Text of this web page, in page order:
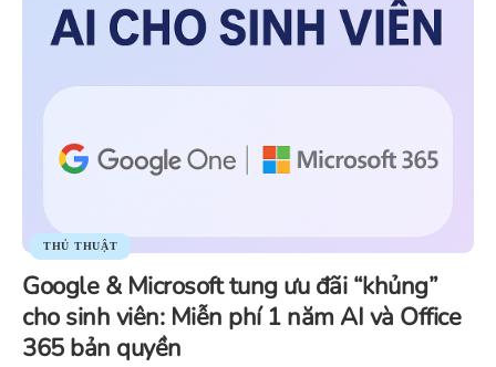
THỦ THUẬT
Google & Microsoft tung ưu đãi “khủng”
cho sinh viên: Miễn phí 1 năm AI và Office
365 bản quyền